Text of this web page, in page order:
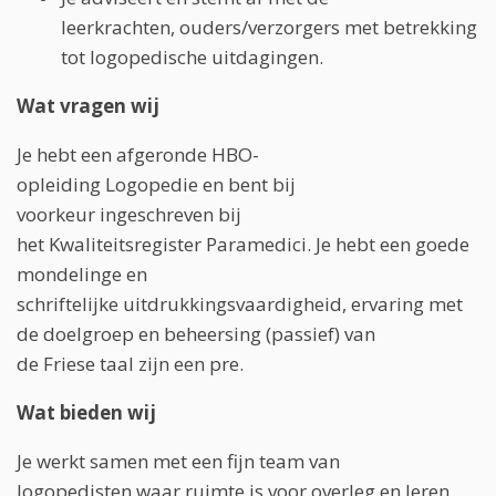
leerkrachten, ouders/verzorgers met betrekking
tot logopedische uitdagingen.
Wat vragen wij
Je hebt een afgeronde HBO-
opleiding Logopedie en bent bij
voorkeur ingeschreven bij
het Kwaliteitsregister Paramedici. Je hebt een goede
mondelinge en
schriftelijke uitdrukkingsvaardigheid, ervaring met
de doelgroep en beheersing (passief) van
de Friese taal zijn een pre.
Wat bieden wij
Je werkt samen met een fijn team van
logopedisten waar ruimte is voor overleg en leren